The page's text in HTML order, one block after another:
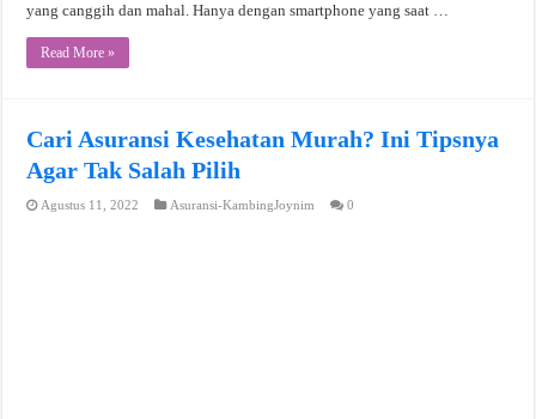
yang canggih dan mahal. Hanya dengan smartphone yang saat …
Read More »
Cari Asuransi Kesehatan Murah? Ini Tipsnya
Agar Tak Salah Pilih
Agustus 11, 2022 Asuransi-KambingJoynim 0